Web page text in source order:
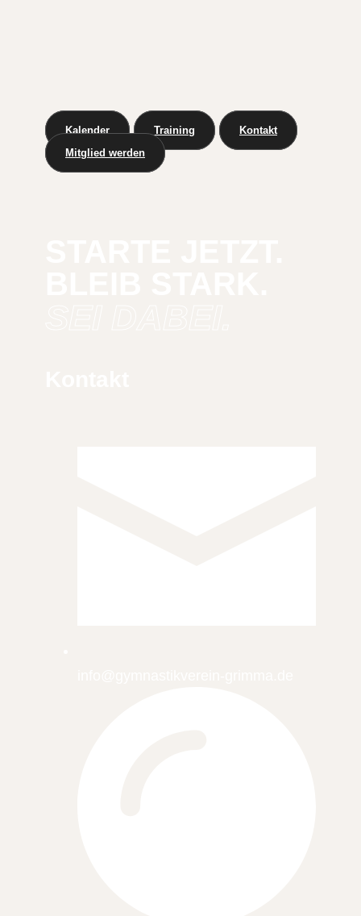
Kalender Training
Kontakt
Mitglied werden